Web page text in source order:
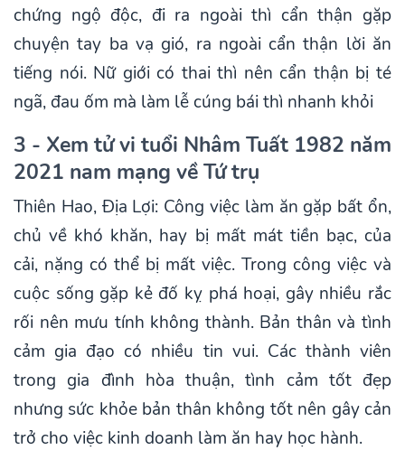
chứng ngộ độc, đi ra ngoài thì cẩn thận gặp
chuyện tay ba vạ gió, ra ngoài cẩn thận lời ăn
tiếng nói. Nữ giới có thai thì nên cẩn thận bị té
ngã, đau ốm mà làm lễ cúng bái thì nhanh khỏi
3 - Xem tử vi tuổi Nhâm Tuất 1982 năm
2021 nam mạng về Tứ trụ
Thiên Hao, Địa Lợi: Công việc làm ăn gặp bất ổn,
chủ về khó khăn, hay bị mất mát tiền bạc, của
cải, nặng có thể bị mất việc. Trong công việc và
cuộc sống gặp kẻ đố kỵ phá hoại, gây nhiều rắc
rối nên mưu tính không thành. Bản thân và tình
cảm gia đạo có nhiều tin vui. Các thành viên
trong gia đình hòa thuận, tình cảm tốt đẹp
nhưng sức khỏe bản thân không tốt nên gây cản
trở cho việc kinh doanh làm ăn hay học hành.